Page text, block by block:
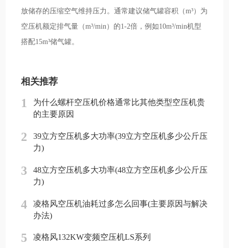
放储存的压缩空气维持压力。通常建议储气罐容积（m³）为
空压机额定排气量（m³/min）的1-2倍，例如10m³/min机型
搭配15m³储气罐。
相关推荐
1
为什么螺杆空压机价格通常比其他类型空压机贵
的主要原因
2
39立方空压机多大功率(39立方空压机多少公斤压
力)
3
48立方空压机多大功率(48立方空压机多少公斤压
力)
4
凌格风空压机油耗过多怎么回事(主要原因与解决
办法)
5 凌格风132KW变频空压机LS系列